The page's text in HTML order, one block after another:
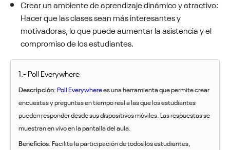
Crear un ambiente de aprendizaje dinámico y atractivo:
Hacer que las clases sean más interesantes y
motivadoras, lo que puede aumentar la asistencia y el
compromiso de los estudiantes.
1.- Poll Everywhere
Descripción:Poll Everywherees una herramienta que permite crear
encuestas y preguntas en tiempo real a las que los estudiantes
pueden responder desde sus dispositivos móviles. Las respuestas se
muestran en vivo en la pantalla del aula.
Beneficios: Facilita la participación de todos los estudiantes,